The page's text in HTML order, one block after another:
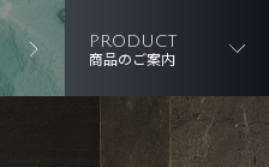
PRODUCT
商品のご案内